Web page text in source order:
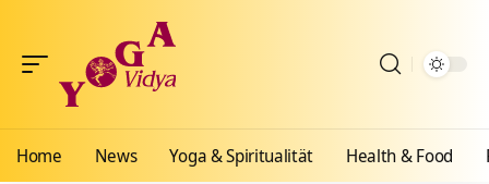
Home News Yoga & Spiritualität Health & Food